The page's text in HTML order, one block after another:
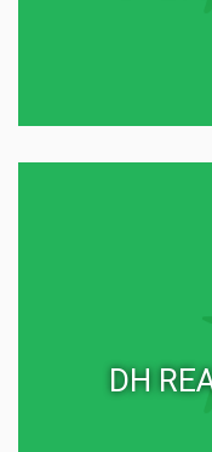
DH